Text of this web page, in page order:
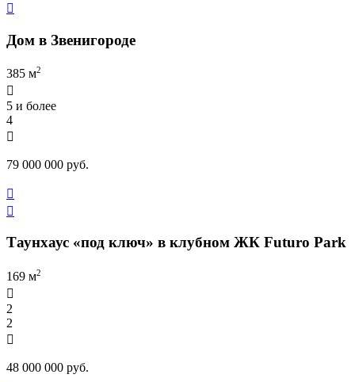

Дом в Звенигороде
385 м2

5 и более
4

79 000 000 руб.


Таунхаус «под ключ» в клубном ЖК Futuro Park
169 м2

2
2

48 000 000 руб.